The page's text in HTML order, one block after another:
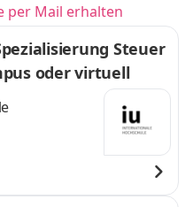
per Mail erhalten
Steuer
oder virtuell